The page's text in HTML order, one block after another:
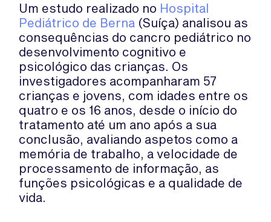
Um estudo realizado no Hospital
Pediátrico de Berna (Suíça) analisou as
consequências do cancro pediátrico no
desenvolvimento cognitivo e
psicológico das crianças. Os
investigadores acompanharam 57
crianças e jovens, com idades entre os
quatro e os 16 anos, desde o início do
tratamento até um ano após a sua
conclusão, avaliando aspetos como a
memória de trabalho, a velocidade de
processamento de informação, as
funções psicológicas e a qualidade de
vida.